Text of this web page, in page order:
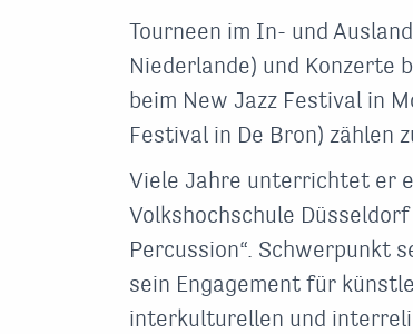
Tourneen im In- und
Niederlande) und Konzerte
beim New Jazz Festival in
Festival in De Bron) zählen
Viele Jahre unterrichtet er
Volkshochschule
Percussion“. Schwerpunkt
sein Engagement für
interkulturellen und